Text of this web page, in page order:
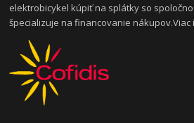
elektrobicykel kúpiť na splátky so
špecializuje na financovanie